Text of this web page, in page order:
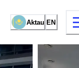
Aktau EN
—